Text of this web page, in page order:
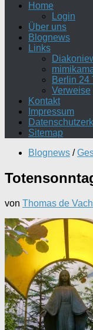
Home
Login
Über uns
Blognews
Links
Berlin 24
Verweise
Kontakt
Impressum
Sitemap
Blognews /
von Thomas de